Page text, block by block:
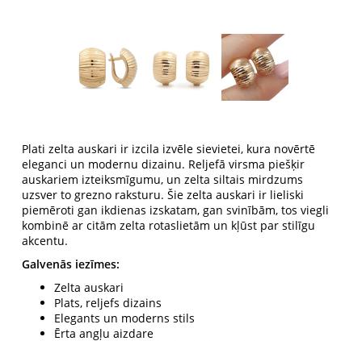
Plati zelta auskari ir izcila izvēle sievietei, kura novērtē
eleganci un modernu dizainu. Reljefā virsma piešķir
auskariem izteiksmīgumu, un zelta siltais mirdzums
uzsver to grezno raksturu. Šie zelta auskari ir lieliski
piemēroti gan ikdienas izskatam, gan svinībām, tos viegli
kombinē ar citām zelta rotaslietām un kļūst par stilīgu
akcentu.
Galvenās iezīmes:
Zelta auskari
Plats, reljefs dizains
Elegants un moderns stils
Ērta angļu aizdare